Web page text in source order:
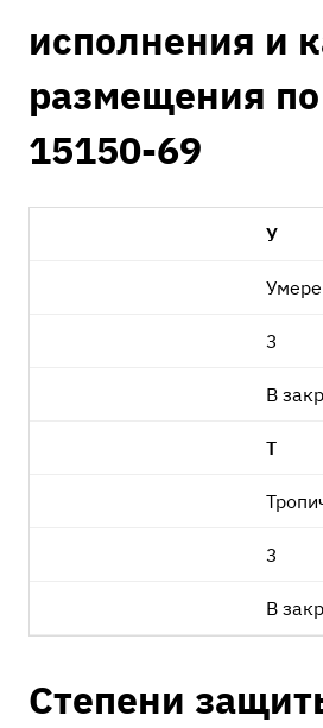
исполнения и
размещения
15150-69
У
3
В
Т
3
В
Степени